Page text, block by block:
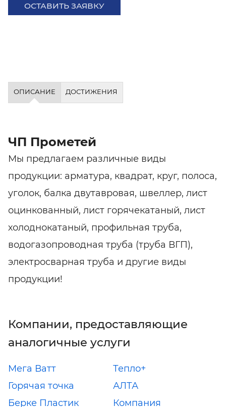
ОСТАВИТЬ ЗАЯВКУ
ОПИСАНИЕ ДОСТИЖЕНИЯ
ЧП Прометей
Мы предлагаем различные виды
продукции: арматура, квадрат, круг, полоса,
уголок, балка двутавровая, швеллер, лист
оцинкованный, лист горячекатаный, лист
холоднокатаный, профильная труба,
водогазопроводная труба (труба ВГП),
электросварная труба и другие виды
продукции!
Компании, предоставляющие
аналогичные услуги
Мега Ватт
Тепло+
Горячая точка
АЛТА
Берке Пластик
Компания